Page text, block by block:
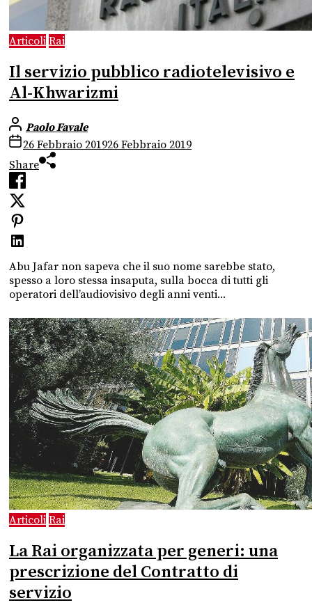
Articoli Rai
Il servizio pubblico radiotelevisivo e
Al-Khwarizmi
Paolo Favale
26 Febbraio 201926 Febbraio 2019
Share
Abu Jafar non sapeva che il suo nome sarebbe stato,
spesso a loro stessa insaputa, sulla bocca di tutti gli
operatori dell’audiovisivo degli anni venti...
Articoli Rai
La Rai organizzata per generi: una
prescrizione del Contratto di
servizio